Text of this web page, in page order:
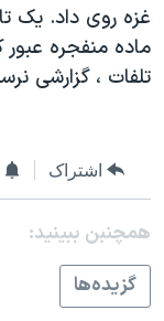
اسرائیل در جنگ
گالری عکس
آرشیو پخش زنده
ورزش زنان در ایران
اعتراضات زن،
مجموعه مستندهای
دادگاه حمید نوری
چهل سال
قانون شفافیت
اعتراضات مردمی آبان
غزه روی داد. يک
ماده منفجره
تلفات ، گزارشی
اشتراک
همچنبن ببینید:
گزيده‌ها